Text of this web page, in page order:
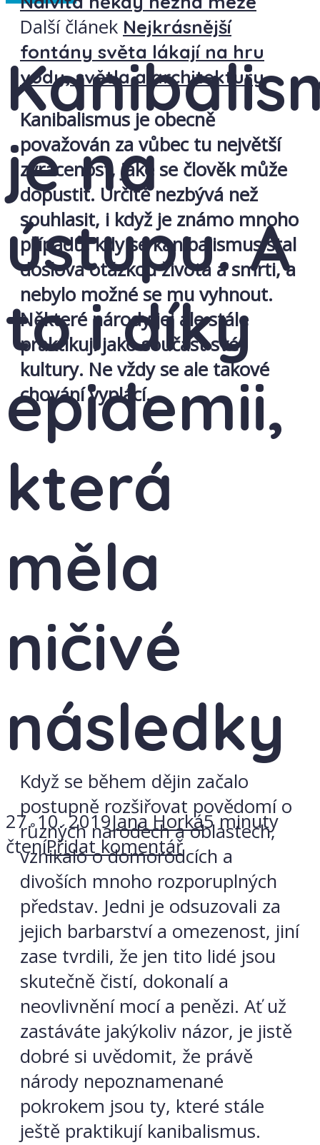
je na
ústupu. A
to i díky
epidemii,
která
měla
ničivé
následky
27. 10. 2019Jana Horká5 minuty
čteníPřidat komentář
Další článek Nejkrásnější
fontány světa lákají na hru
vody, světla a architektury
Kanibalismus je obecně
považován za vůbec tu největší
zvrácenost, jaké se člověk může
dopustit. Určitě nezbývá než
souhlasit, i když je známo mnoho
případů, kdy se kanibalismus stal
doslova otázkou života a smrti, a
nebylo možné se mu vyhnout.
Některé národy jej ale stále
praktikují jako součást své
kultury. Ne vždy se ale takové
chování vyplácí.
Když se během dějin začalo
postupně rozšiřovat povědomí o
různých národech a oblastech,
vznikalo o domorodcích a
divoších mnoho rozporuplných
představ. Jedni je odsuzovali za
jejich barbarství a omezenost, jiní
zase tvrdili, že jen tito lidé jsou
skutečně čistí, dokonalí a
neovlivnění mocí a penězi. Ať už
zastáváte jakýkoliv názor, je jistě
dobré si uvědomit, že právě
národy nepoznamenané
pokrokem jsou ty, které stále
ještě praktikují kanibalismus.